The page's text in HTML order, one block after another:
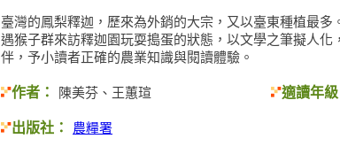
臺灣的鳳梨釋迦，歷來為外銷的大宗，又以臺東種植最多
遇猴子群來訪釋迦園玩耍搗蛋的狀態，以文學之筆擬人化
伴，予小讀者正確的農業知識與閱讀體驗。
作者： 陳美芬、王蕙瑄
出版社： 農糧署
適讀年級